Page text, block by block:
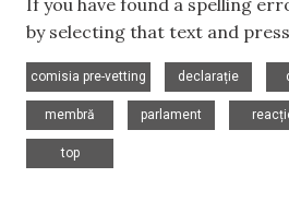
If you have found a spelling
by selecting that text and
comisia pre-vetting
declarație
membră
parlament
top